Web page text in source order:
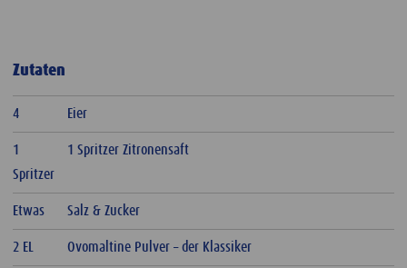
Zutaten
4 Eier
1
Spritzer
1 Spritzer Zitronensaft
Etwas Salz & Zucker
2 EL Ovomaltine Pulver – der Klassiker